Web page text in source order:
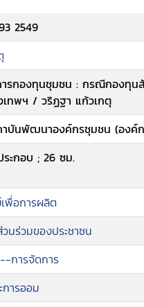
2549
ารกองทุนชุมชน : กรณีกองทุ
ทพฯ / วริฏฐา แก้วเกตุ
บันพัฒนาองค์กรชุมชน (องค์ก
ะกอบ ; 26 ซม.
พื่อการผลิต
นร่วมของประชาชน
การจัดการ
การออม